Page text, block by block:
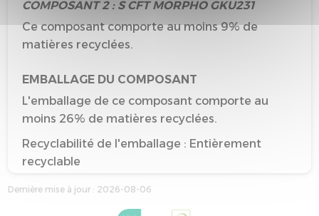
COMPOSANT 2 : S CFT MORPHO GKU231
Ce composant comporte au moins 9% de
matières recyclées.
EMBALLAGE DU COMPOSANT
L'emballage de ce composant comporte au
moins 26% de matières recyclées.
Recyclabilité de l'emballage : Entièrement
recyclable
Cet emballage bénéficie d’une prime de
Dernière mise à jour : 2026-08-06